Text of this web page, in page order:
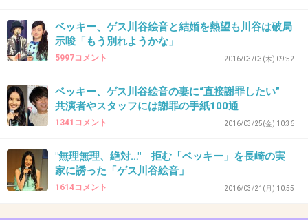
こんだけの人間に迷惑かけて
許せんな。
-30
36. 匿名2016/03/11(金) 11:33:08
ベッキー、ゲス川谷絵音と結婚を熱望も川谷は破局
示唆「もう別れようかな」
5997コメント 2016/03/03(木) 09:52
ベッキー、ゲス川谷絵音の妻に“直接謝罪したい”
共演者やスタッフには謝罪の手紙100通
1341コメント 2016/03/25(金) 10:36
"無理無理、絶対…" 拒む「ベッキー」を長崎の実
家に誘った「ゲス川谷絵音」
1614コメント 2016/03/21(月) 10:55